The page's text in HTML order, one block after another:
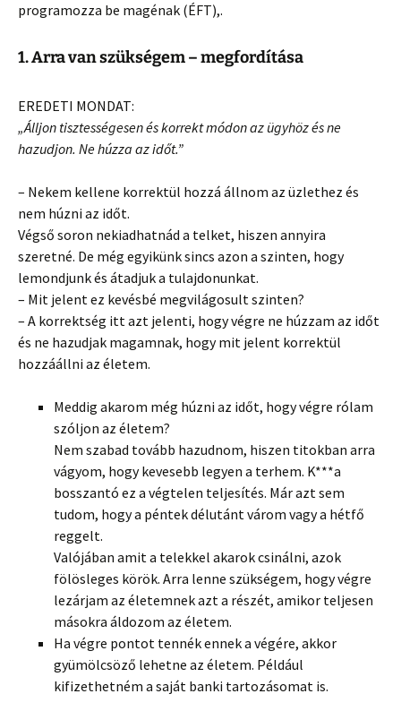
programozza be magénak (ÉFT),.
1. Arra van szükségem – megfordítása
EREDETI MONDAT:
„Álljon tisztességesen és korrekt módon az ügyhöz és ne
hazudjon. Ne húzza az időt.”
– Nekem kellene korrektül hozzá állnom az üzlethez és
nem húzni az időt.
Végső soron nekiadhatnád a telket, hiszen annyira
szeretné. De még egyikünk sincs azon a szinten, hogy
lemondjunk és átadjuk a tulajdonunkat.
– Mit jelent ez kevésbé megvilágosult szinten?
– A korrektség itt azt jelenti, hogy végre ne húzzam az időt
és ne hazudjak magamnak, hogy mit jelent korrektül
hozzáállni az életem.
Meddig akarom még húzni az időt, hogy végre rólam
szóljon az életem?
Nem szabad tovább hazudnom, hiszen titokban arra
vágyom, hogy kevesebb legyen a terhem. K***a
bosszantó ez a végtelen teljesítés. Már azt sem
tudom, hogy a péntek délutánt várom vagy a hétfő
reggelt.
Valójában amit a telekkel akarok csinálni, azok
fölösleges körök. Arra lenne szükségem, hogy végre
lezárjam az életemnek azt a részét, amikor teljesen
másokra áldozom az életem.
Ha végre pontot tennék ennek a végére, akkor
gyümölcsöző lehetne az életem. Például
kifizethetném a saját banki tartozásomat is.